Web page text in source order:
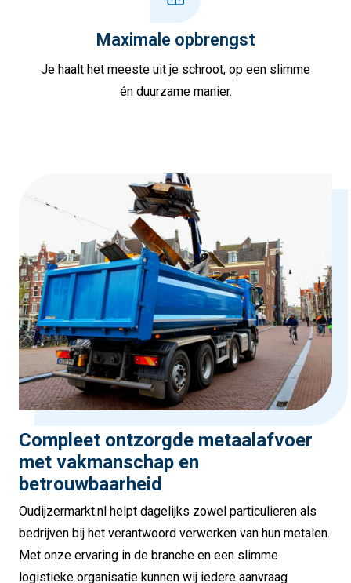
Maximale opbrengst
Je haalt het meeste uit je schroot, op een slimme
én duurzame manier.
Compleet ontzorgde metaalafvoer
met vakmanschap en
betrouwbaarheid
Oudijzermarkt.nl helpt dagelijks zowel particulieren als
bedrijven bij het verantwoord verwerken van hun metalen.
Met onze ervaring in de branche en een slimme
logistieke organisatie kunnen wij iedere aanvraag